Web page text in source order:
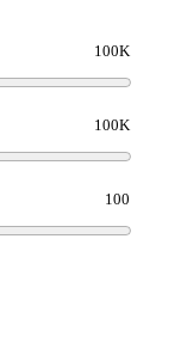
100K
100K
100